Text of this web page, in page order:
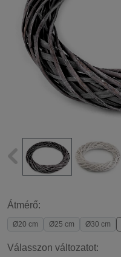
Átmérő:
Ø20 cm Ø25 cm Ø30 cm
Válasszon változatot: